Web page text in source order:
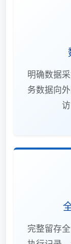
明确数据
务数据向
完整留存